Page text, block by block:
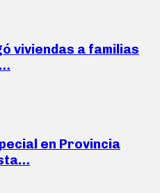
viviendas a familias
en Provincia